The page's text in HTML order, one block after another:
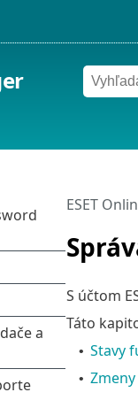
ESET
S účtom
Táto
• Stavy
•